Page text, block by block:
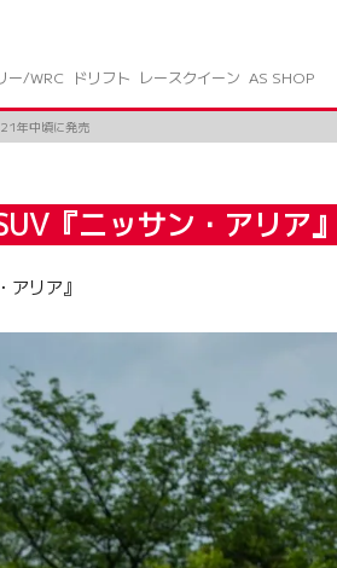
ー/WRC
ドリフト レースクイーン AS SHOP
年中頃に発売
『ニッサン・アリア
リア』